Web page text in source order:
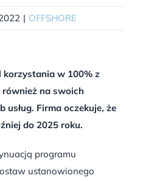
| OFFSHORE
w 100% z
również na swoich
Firma oczekuje, że
do 2025 roku.
programu
ustanowionego